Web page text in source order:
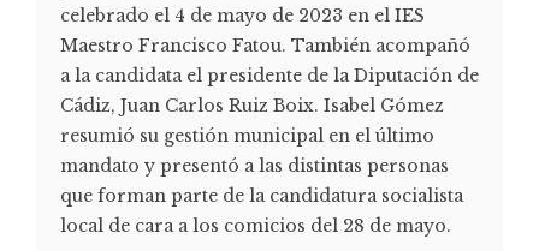
celebrado el 4 de mayo de 2023 en el IES
Maestro Francisco Fatou. También acompañó
a la candidata el presidente de la Diputación de
Cádiz, Juan Carlos Ruiz Boix. Isabel Gómez
resumió su gestión municipal en el último
mandato y presentó a las distintas personas
que forman parte de la candidatura socialista
local de cara a los comicios del 28 de mayo.